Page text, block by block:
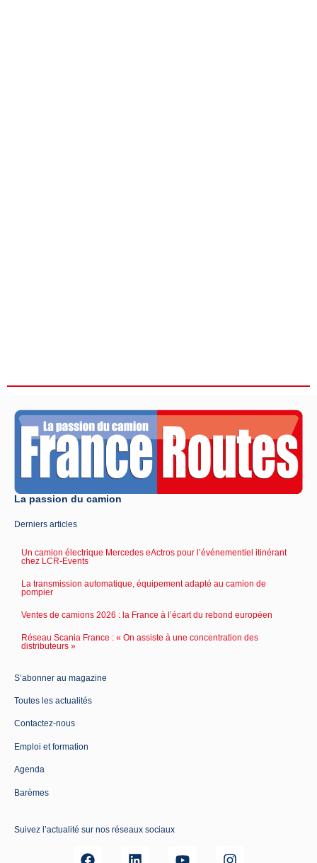
La passion du camion
Derniers articles
Un camion électrique Mercedes eActros pour l’événementiel itinérant
chez LCR-Events
La transmission automatique, équipement adapté au camion de
pompier
Ventes de camions 2026 : la France à l’écart du rebond européen
Réseau Scania France : « On assiste à une concentration des
distributeurs »
S’abonner au magazine
Toutes les actualités
Contactez-nous
Emploi et formation
Agenda
Barèmes
Suivez l’actualité sur nos réseaux sociaux